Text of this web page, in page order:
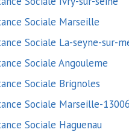
Sociale Marseille
Sociale La-seyne-sur-
Sociale Angouleme
Sociale Brignoles
Sociale Marseille-13006
Sociale Haguenau